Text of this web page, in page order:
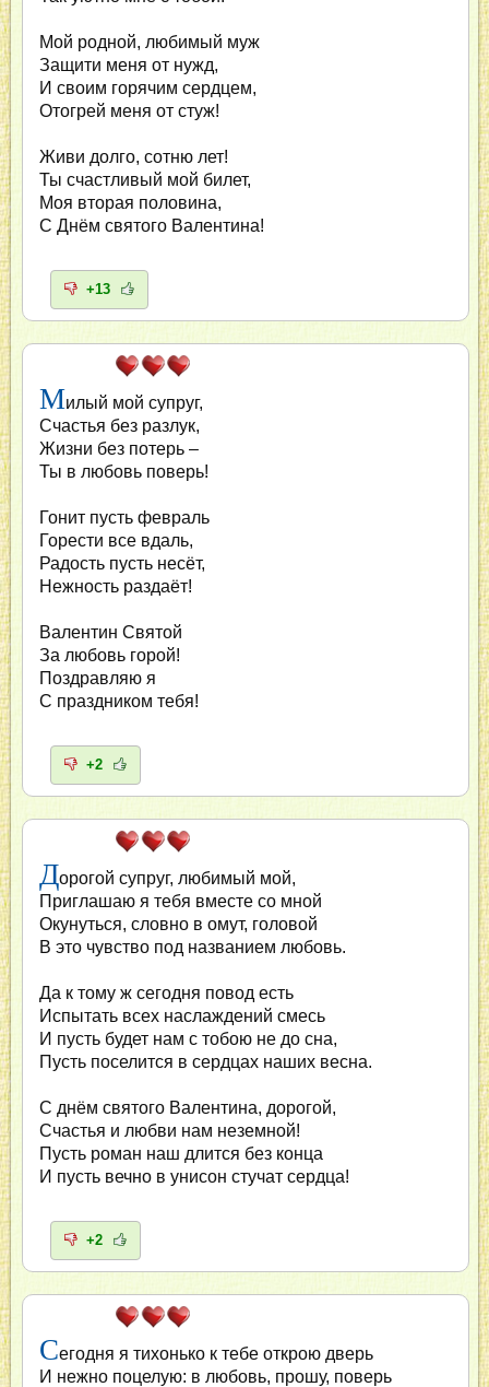
Мой родной, любимый муж
Защити меня от нужд,
И своим горячим сердцем,
Отогрей меня от стуж!
Живи долго, сотню лет!
Ты счастливый мой билет,
Моя вторая половина,
С Днём святого Валентина!
+13
Милый мой супруг,
Счастья без разлук,
Жизни без потерь –
Ты в любовь поверь!
Гонит пусть февраль
Горести все вдаль,
Радость пусть несёт,
Нежность раздаёт!
Валентин Святой
За любовь горой!
Поздравляю я
С праздником тебя!
+2
Дорогой супруг, любимый мой,
Приглашаю я тебя вместе со мной
Окунуться, словно в омут, головой
В это чувство под названием любовь.
Да к тому ж сегодня повод есть
Испытать всех наслаждений смесь
И пусть будет нам с тобою не до сна,
Пусть поселится в сердцах наших весна.
С днём святого Валентина, дорогой,
Счастья и любви нам неземной!
Пусть роман наш длится без конца
И пусть вечно в унисон стучат сердца!
+2
Сегодня я тихонько к тебе открою дверь
И нежно поцелую: в любовь, прошу, поверь